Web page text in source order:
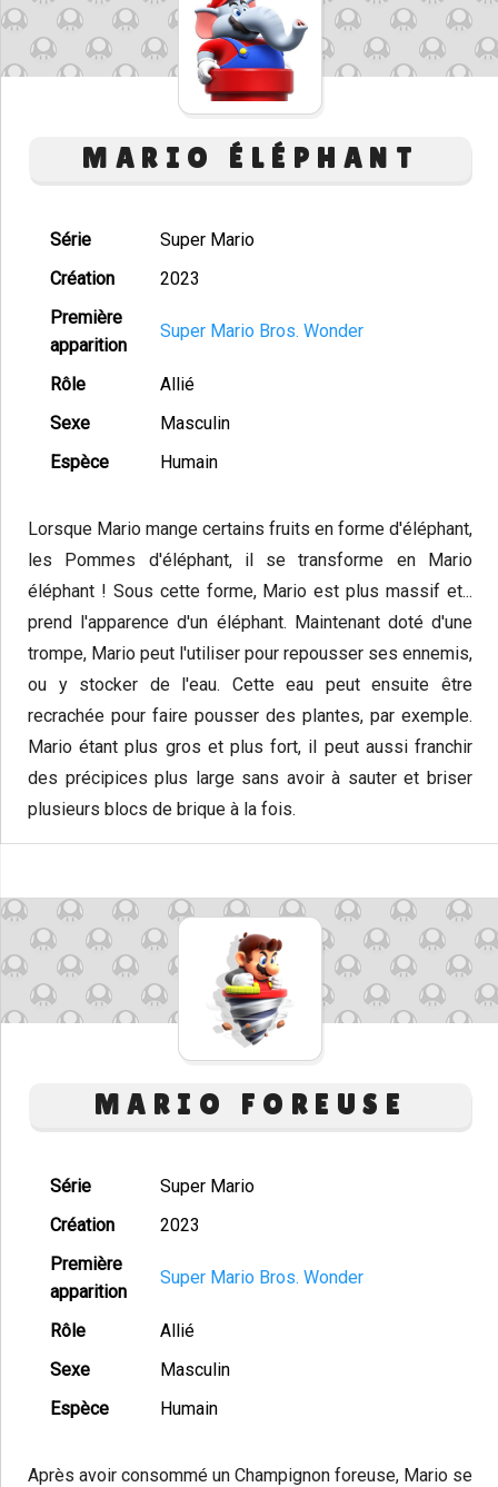
MARIO ÉLÉPHANT
Série
Super Mario
Création
2023
Première
apparition
Super Mario Bros. Wonder
Rôle
Allié
Sexe
Masculin
Espèce
Humain
Lorsque Mario mange certains fruits en forme d'éléphant,
les Pommes d'éléphant, il se transforme en Mario
éléphant ! Sous cette forme, Mario est plus massif et...
prend l'apparence d'un éléphant. Maintenant doté d'une
trompe, Mario peut l'utiliser pour repousser ses ennemis,
ou y stocker de l'eau. Cette eau peut ensuite être
recrachée pour faire pousser des plantes, par exemple.
Mario étant plus gros et plus fort, il peut aussi franchir
des précipices plus large sans avoir à sauter et briser
plusieurs blocs de brique à la fois.
MARIO FOREUSE
Série
Super Mario
Création
2023
Première
apparition
Super Mario Bros. Wonder
Rôle
Allié
Sexe
Masculin
Espèce
Humain
Après avoir consommé un Champignon foreuse, Mario se